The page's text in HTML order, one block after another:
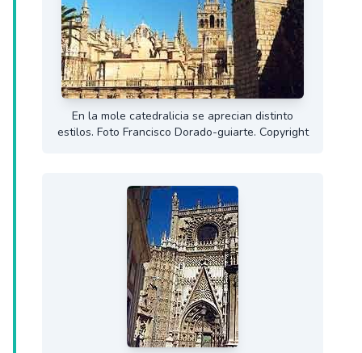
En la mole catedralicia se aprecian distinto
estilos. Foto Francisco Dorado-guiarte. Copyright